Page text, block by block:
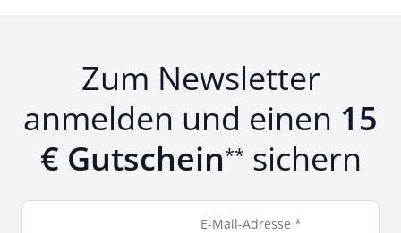
Zum Newsletter
anmelden und einen 15
€ Gutschein** sichern
E-Mail-Adresse *